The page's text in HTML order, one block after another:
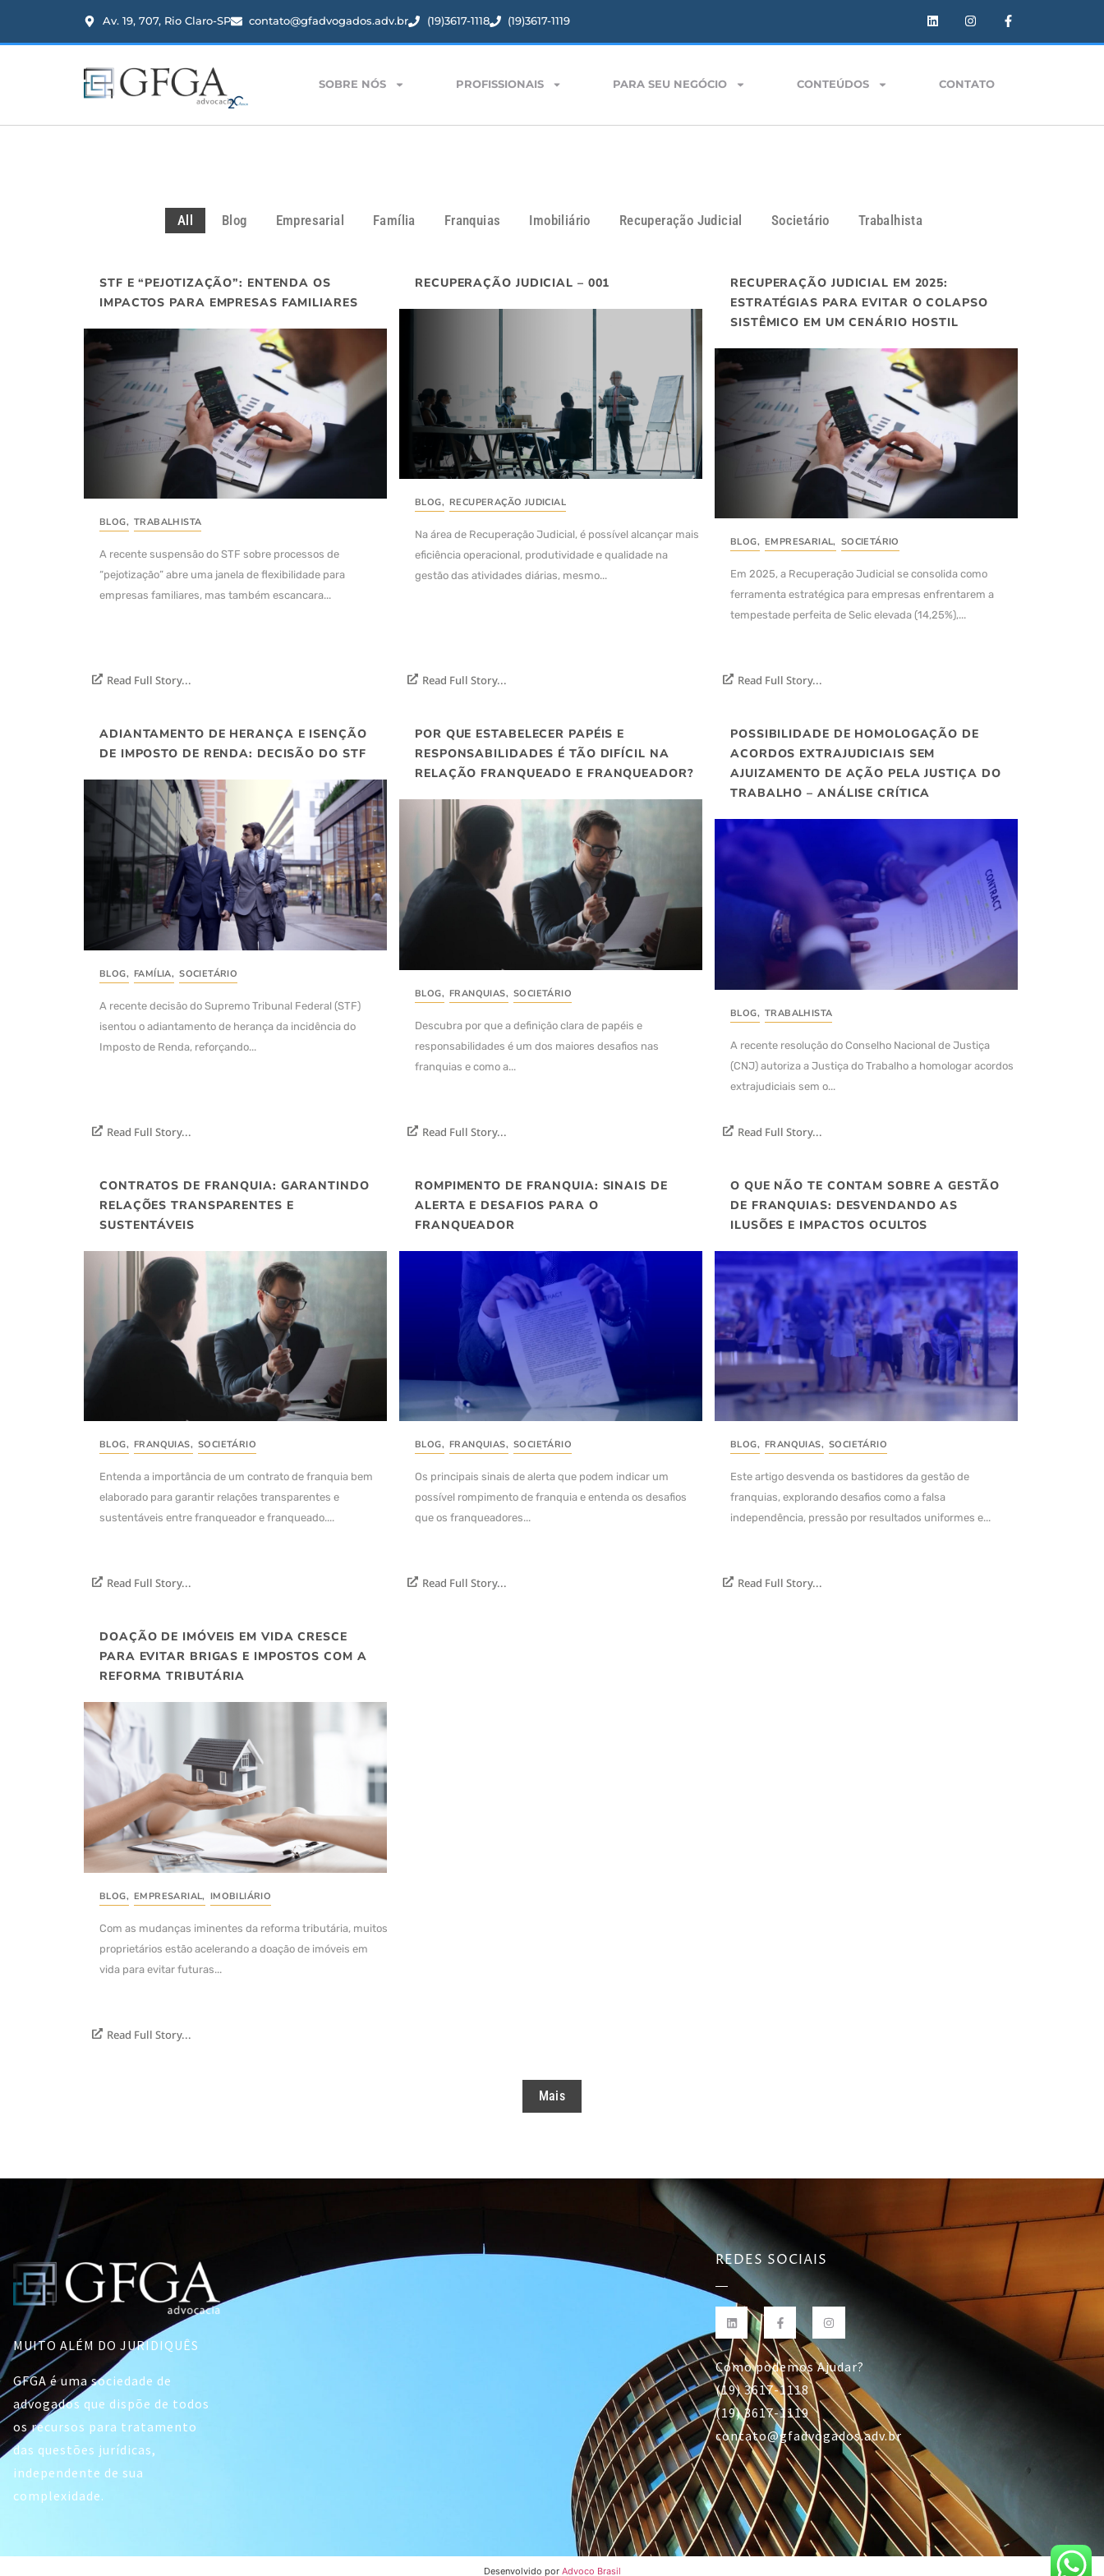
Av. 19, 707, Rio Claro-SP contato@gfadvogados.adv.br (19)3617-1118 (19)3617-1119
SOBRE NÓS PROFISSIONAIS PARA SEU NEGÓCIO CONTEÚDOS CONTATO
All Blog Empresarial Família Franquias Imobiliário Recuperação Judicial Societário Trabalhista
STF E “PEJOTIZAÇÃO”: ENTENDA OS
IMPACTOS PARA EMPRESAS FAMILIARES
BLOG, TRABALHISTA
A recente suspensão do STF sobre processos de
“pejotização” abre uma janela de flexibilidade para
empresas familiares, mas também escancara...
Read Full Story...
RECUPERAÇÃO JUDICIAL – 001
BLOG, RECUPERAÇÃO JUDICIAL
Na área de Recuperação Judicial, é possível alcançar mais
eficiência operacional, produtividade e qualidade na
gestão das atividades diárias, mesmo...
Read Full Story...
RECUPERAÇÃO JUDICIAL EM 2025:
ESTRATÉGIAS PARA EVITAR O COLAPSO
SISTÊMICO EM UM CENÁRIO HOSTIL
BLOG, EMPRESARIAL, SOCIETÁRIO
Em 2025, a Recuperação Judicial se consolida como
ferramenta estratégica para empresas enfrentarem a
tempestade perfeita de Selic elevada (14,25%),...
Read Full Story...
ADIANTAMENTO DE HERANÇA E ISENÇÃO
DE IMPOSTO DE RENDA: DECISÃO DO STF
BLOG, FAMÍLIA, SOCIETÁRIO
A recente decisão do Supremo Tribunal Federal (STF)
isentou o adiantamento de herança da incidência do
Imposto de Renda, reforçando...
Read Full Story...
POR QUE ESTABELECER PAPÉIS E
RESPONSABILIDADES É TÃO DIFÍCIL NA
RELAÇÃO FRANQUEADO E FRANQUEADOR?
BLOG, FRANQUIAS, SOCIETÁRIO
Descubra por que a definição clara de papéis e
responsabilidades é um dos maiores desafios nas
franquias e como a...
Read Full Story...
POSSIBILIDADE DE HOMOLOGAÇÃO DE
ACORDOS EXTRAJUDICIAIS SEM
AJUIZAMENTO DE AÇÃO PELA JUSTIÇA DO
TRABALHO – ANÁLISE CRÍTICA
BLOG, TRABALHISTA
A recente resolução do Conselho Nacional de Justiça
(CNJ) autoriza a Justiça do Trabalho a homologar acordos
extrajudiciais sem o...
Read Full Story...
CONTRATOS DE FRANQUIA: GARANTINDO
RELAÇÕES TRANSPARENTES E
SUSTENTÁVEIS
BLOG, FRANQUIAS, SOCIETÁRIO
Entenda a importância de um contrato de franquia bem
elaborado para garantir relações transparentes e
sustentáveis entre franqueador e franqueado....
Read Full Story...
ROMPIMENTO DE FRANQUIA: SINAIS DE
ALERTA E DESAFIOS PARA O
FRANQUEADOR
BLOG, FRANQUIAS, SOCIETÁRIO
Os principais sinais de alerta que podem indicar um
possível rompimento de franquia e entenda os desafios
que os franqueadores...
Read Full Story...
O QUE NÃO TE CONTAM SOBRE A GESTÃO
DE FRANQUIAS: DESVENDANDO AS
ILUSÕES E IMPACTOS OCULTOS
BLOG, FRANQUIAS, SOCIETÁRIO
Este artigo desvenda os bastidores da gestão de
franquias, explorando desafios como a falsa
independência, pressão por resultados uniformes e...
Read Full Story...
DOAÇÃO DE IMÓVEIS EM VIDA CRESCE
PARA EVITAR BRIGAS E IMPOSTOS COM A
REFORMA TRIBUTÁRIA
BLOG, EMPRESARIAL, IMOBILIÁRIO
Com as mudanças iminentes da reforma tributária, muitos
proprietários estão acelerando a doação de imóveis em
vida para evitar futuras...
Read Full Story...
Mais
MUITO ALÉM DO JURIDIQUÊS
GFGA é uma sociedade de
advogados que dispõe de todos
os recursos para tratamento
das questões jurídicas,
independente de sua
complexidade.
REDES SOCIAIS
Como podemos Ajudar?
(19) 3617-1118
(19) 3617-1119
contato@gfadvogados.adv.br
Desenvolvido por Advoco Brasil